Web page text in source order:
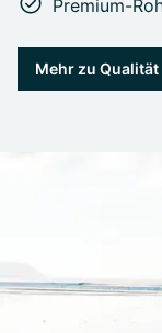
Premium-
Mehr zu